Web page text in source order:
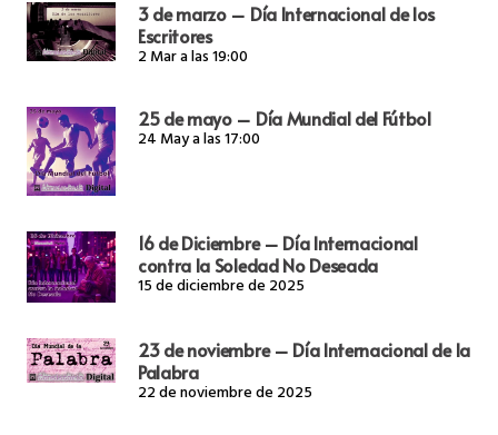
3 de marzo – Día Internacional de los
Escritores
2 Mar a las 19:00
25 de mayo – Día Mundial del Fútbol
24 May a las 17:00
16 de Diciembre – Día Internacional
contra la Soledad No Deseada
15 de diciembre de 2025
23 de noviembre – Día Internacional de la
Palabra
22 de noviembre de 2025